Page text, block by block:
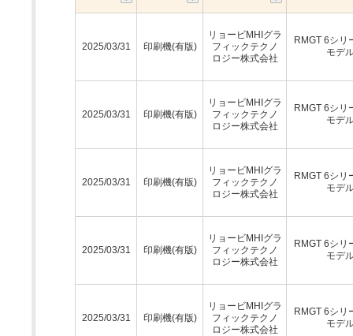
2025/03/31 印刷機(有版)
リョービMHIグラ
フィックテクノ
ロジー株式会社
RMGT 6シリ
モデ
2025/03/31 印刷機(有版)
リョービMHIグラ
フィックテクノ
ロジー株式会社
RMGT 6シリ
モデ
2025/03/31 印刷機(有版)
リョービMHIグラ
フィックテクノ
ロジー株式会社
RMGT 6シリ
モデ
2025/03/31 印刷機(有版)
リョービMHIグラ
フィックテクノ
ロジー株式会社
RMGT 6シリ
モデ
2025/03/31 印刷機(有版)
リョービMHIグラ
フィックテクノ
ロジー株式会社
RMGT 6シリ
モデ